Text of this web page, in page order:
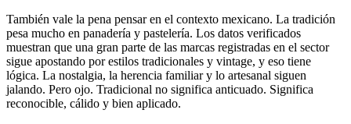
También vale la pena pensar en el contexto mexicano. La tradición
pesa mucho en panadería y pastelería. Los datos verificados
muestran que una gran parte de las marcas registradas en el sector
sigue apostando por estilos tradicionales y vintage, y eso tiene
lógica. La nostalgia, la herencia familiar y lo artesanal siguen
jalando. Pero ojo. Tradicional no significa anticuado. Significa
reconocible, cálido y bien aplicado.